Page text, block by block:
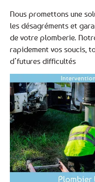
Nous promettons une
les désagréments et
de votre plomberie.
rapidement vos soucis,
d’futures difficultés